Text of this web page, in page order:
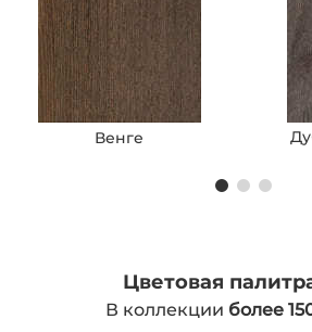
Венге
Цветовая
В коллекции более